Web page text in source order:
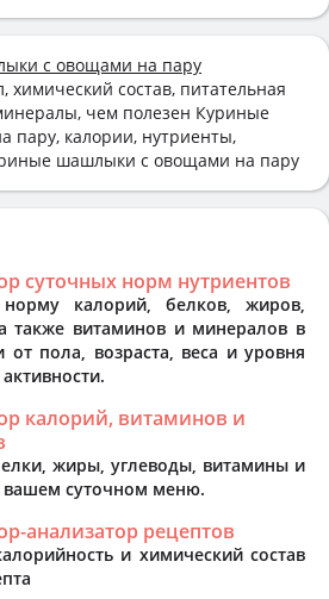
с овощами на пару
химический состав, питательная
чем полезен Куриные
калории, нутриенты,
шашлыки с овощами на пару
суточных норм нутриентов
норму калорий, белков, жиров,
также витаминов и минералов в
от пола, возраста, веса и уровня
калорий, витаминов и
жиры, углеводы, витамины и
суточном меню.
анализатор рецептов
и химический состав